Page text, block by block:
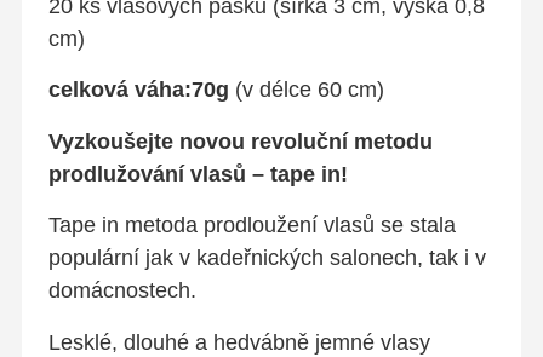
20 ks vlasových pásků (šířka 3 cm, výška 0,8
cm)
celková váha:70g (v délce 60 cm)
Vyzkoušejte novou revoluční metodu
prodlužování vlasů – tape in!
Tape in metoda prodloužení vlasů se stala
populární jak v kadeřnických salonech, tak i v
domácnostech.
Lesklé, dlouhé a hedvábně jemné vlasy